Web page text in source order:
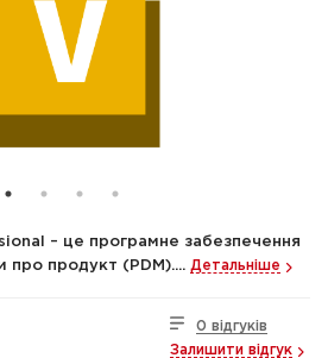
– це програмне забезпечення
про продукт (PDM).... Детальніше
0 відгуків
Залишити відгук